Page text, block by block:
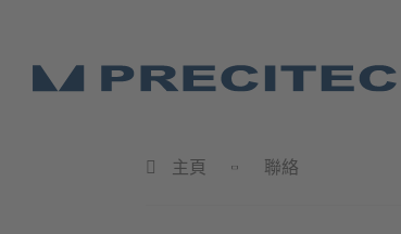
主頁 聯絡